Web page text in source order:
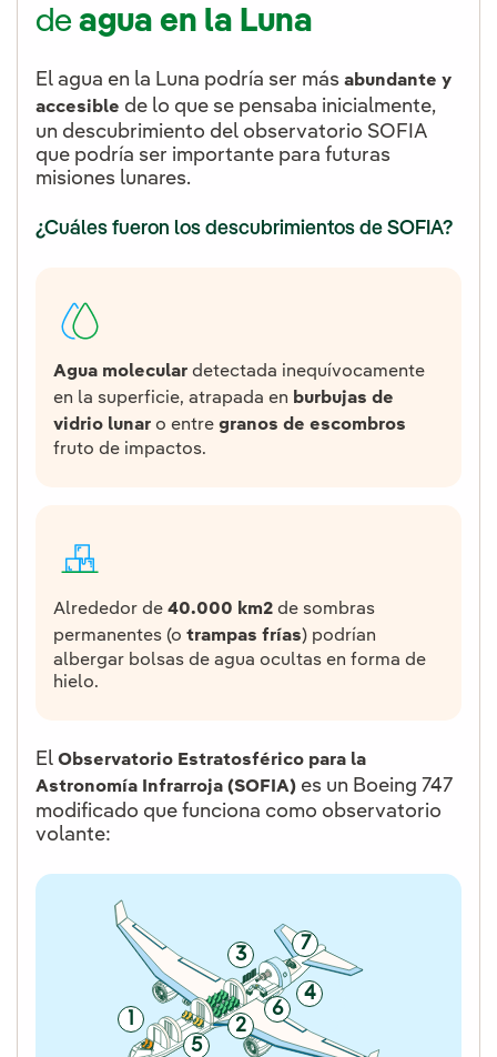
de agua en la Luna
El agua en la Luna podría ser más abundante y
accesible de lo que se pensaba inicialmente,
un descubrimiento del observatorio SOFIA
que podría ser importante para futuras
misiones lunares.
¿Cuáles fueron los descubrimientos de SOFIA?
Agua molecular detectada inequívocamente
en la superficie, atrapada en burbujas de
vidrio lunar o entre granos de escombros
fruto de impactos.
Alrededor de 40.000 km2 de sombras
permanentes (o trampas frías) podrían
albergar bolsas de agua ocultas en forma de
hielo.
El Observatorio Estratosférico para la
Astronomía Infrarroja (SOFIA) es un Boeing 747
modificado que funciona como observatorio
volante:
1 2
3
4
5
6
7